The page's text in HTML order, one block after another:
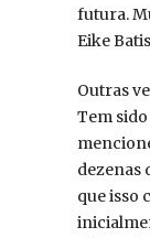
futura.
Eike
Outras
Tem
dezenas
que isso